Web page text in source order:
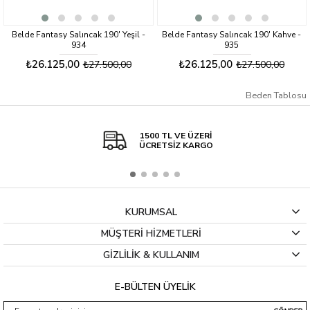
Paket 202 57
Ø51
Yeşil -
Belde Fantasy Salıncak 190' Kahve -
₺26.125,00 ₺27.500,00
Belde 190' Fantasy
Demiri Takımı -
₺2.621,00
Beden Tablosu
1500 TL VE ÜZERİ
ÜCRETSİZ KARGO
KURUMSAL
MÜŞTERİ HİZMETLERİ
GİZLİLİK & KULLANIM
E-BÜLTEN ÜYELİK